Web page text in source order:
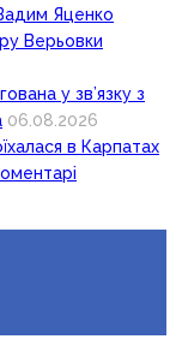
Яценко
Верьовки
у зв’язку з
06.08.2026
в Карпатах